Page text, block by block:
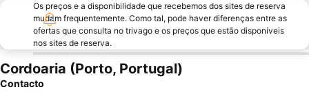
Os preços e a disponibilidade que recebemos dos sites de reserva
mudam frequentemente. Como tal, pode haver diferenças entre as
ofertas que consulta no trivago e os preços que estão disponíveis
nos sites de reserva.
Cordoaria (Porto, Portugal)
Contacto